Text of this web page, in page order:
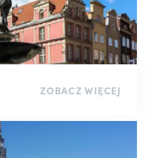
ZOBACZ WIĘCEJ